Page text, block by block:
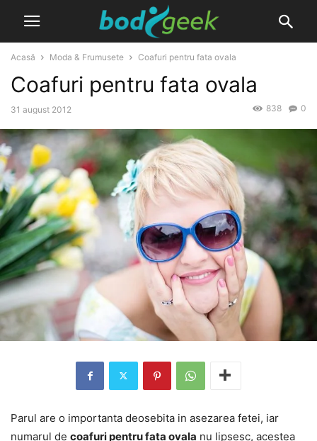
Acasă Moda & Frumusete Coafuri pentru fata ovala
Coafuri pentru fata ovala
31 august 2012 0
838
Parul are o importanta deosebita in asezarea fetei, iar
numarul de coafuri pentru fata ovala nu lipsesc, acestea